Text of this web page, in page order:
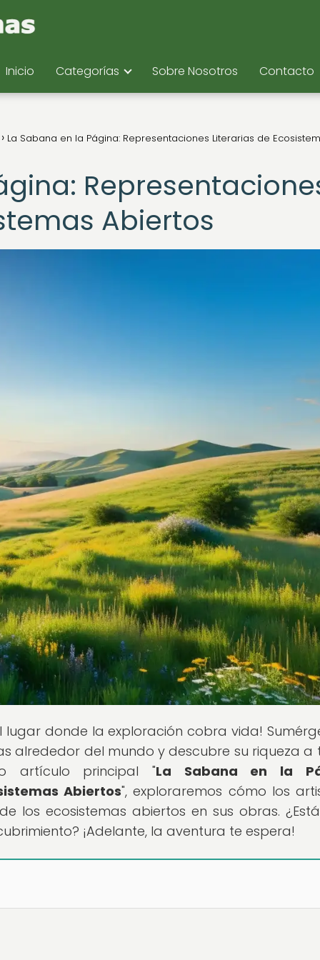
Inicio Categorías Sobre Nosotros Contacto
La Sabana en la Página: Representaciones Literarias de
Abiertos
lugar donde la exploración cobra vida!
alrededor del mundo y descubre su riqueza a
artículo principal "La Sabana en la
Abiertos", exploraremos cómo los
los ecosistemas abiertos en sus obras.
¡Adelante, la aventura te espera!